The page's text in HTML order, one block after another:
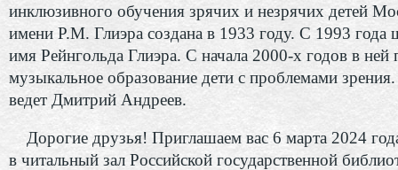
инклюзивного обучения зрячих и незрячих детей
имени Р.М. Глиэра создана в 1933 году. С 1993 года
имя Рейнгольда Глиэра. С начала 2000-х годов в ней
музыкальное образование дети с проблемами
ведет Дмитрий Андреев.
Дорогие друзья! Приглашаем вас 6 марта 2024
в читальный зал Российской государственной